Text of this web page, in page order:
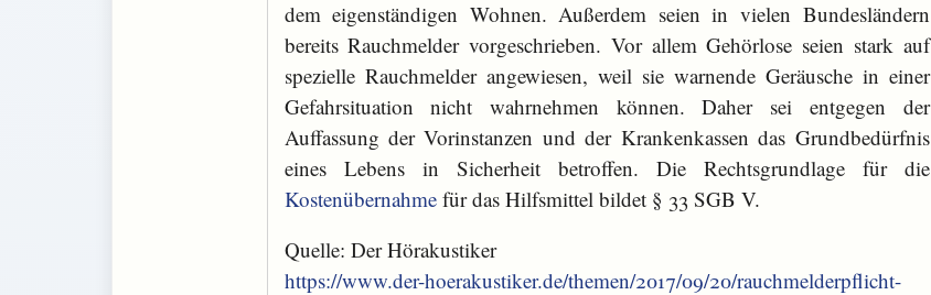
dem eigenständigen Wohnen. Außerdem seien in vielen Bundesländern
bereits Rauchmelder vorgeschrieben. Vor allem Gehörlose seien stark auf
spezielle Rauchmelder angewiesen, weil sie warnende Geräusche in einer
Gefahrsituation nicht wahrnehmen können. Daher sei entgegen der
Auffassung der Vorinstanzen und der Krankenkassen das Grundbedürfnis
eines Lebens in Sicherheit betroffen. Die Rechtsgrundlage für die
Kostenübernahmefür das Hilfsmittel bildet § 33 SGB V.
Quelle: Der Hörakustiker
https://www.der-hoerakustiker.de/themen/2017/09/20/rauchmelderpflicht-